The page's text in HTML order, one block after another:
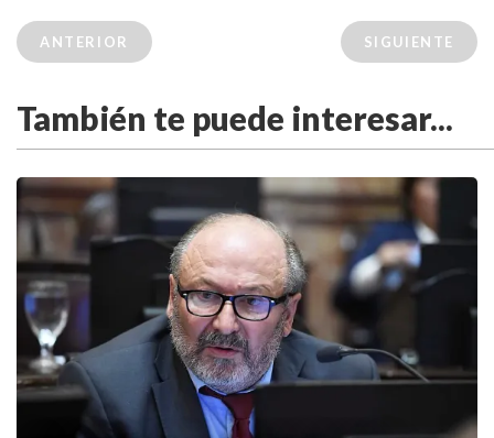
ANTERIOR SIGUIENTE
También te puede interesar...